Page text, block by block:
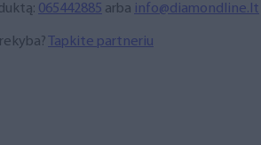
065442885 arba info@diamondline.lt
Tapkite partneriu